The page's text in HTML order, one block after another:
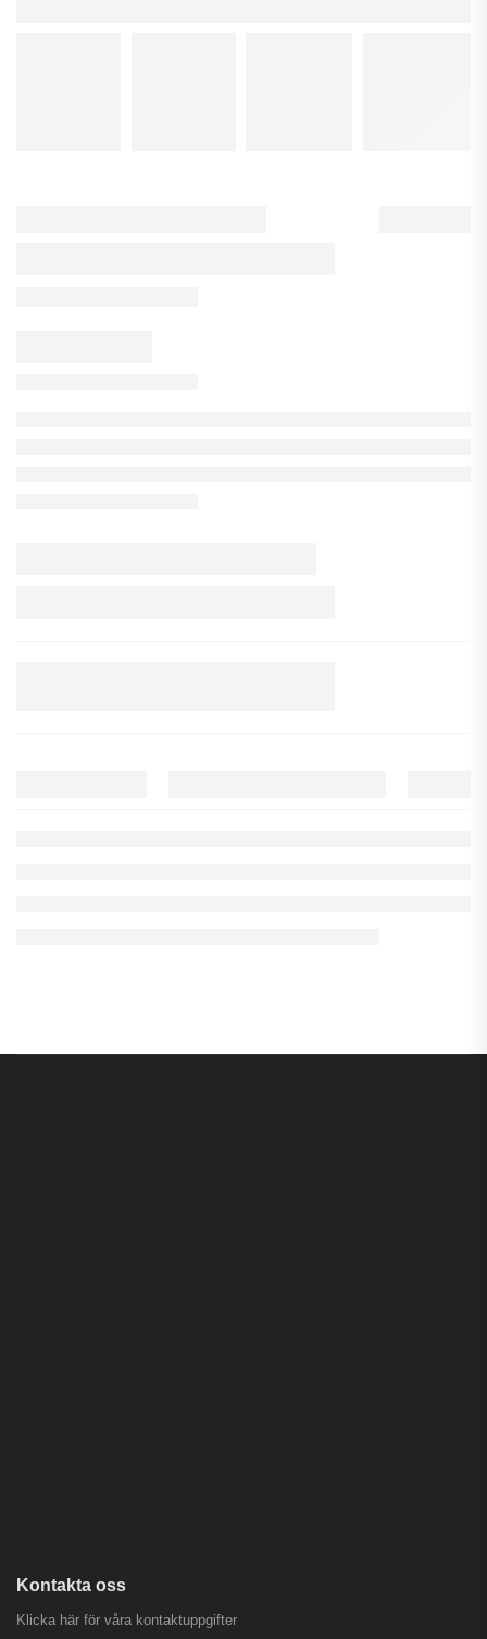
Kontakta oss
Klicka här för våra kontaktuppgifter